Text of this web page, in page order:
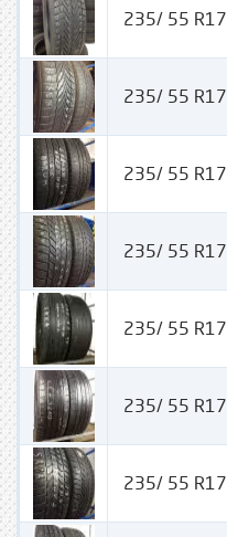
235/ 55 R17
235/ 55 R17
235/ 55 R17
235/ 55 R17
235/ 55 R17
235/ 55 R17
235/ 55 R17